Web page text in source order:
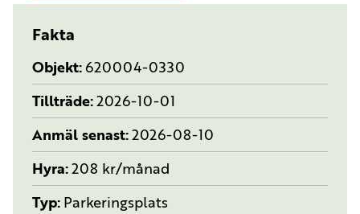
Fakta
Objekt 620004-0330
Tillträde 2026-10-01
Anmäl senast 2026-08-10
Hyra 208 kr/månad
Typ Parkeringsplats